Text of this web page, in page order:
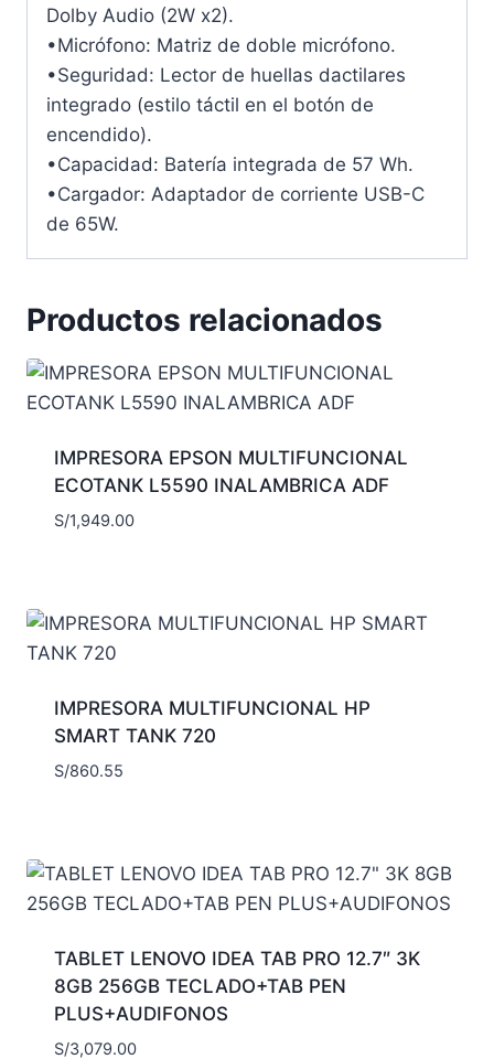
Dolby Audio (2W x2).
•Micrófono: Matriz de doble micrófono.
•Seguridad: Lector de huellas dactilares
integrado (estilo táctil en el botón de
encendido).
•Capacidad: Batería integrada de 57 Wh.
•Cargador: Adaptador de corriente USB-C
de 65W.
Productos relacionados
IMPRESORA EPSON MULTIFUNCIONAL
ECOTANK L5590 INALAMBRICA ADF
S/1,949.00
IMPRESORA MULTIFUNCIONAL HP
SMART TANK 720
S/860.55
TABLET LENOVO IDEA TAB PRO 12.7″ 3K
8GB 256GB TECLADO+TAB PEN
PLUS+AUDIFONOS
S/3,079.00